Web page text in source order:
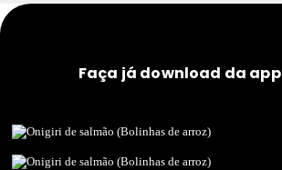
Faça já download da app